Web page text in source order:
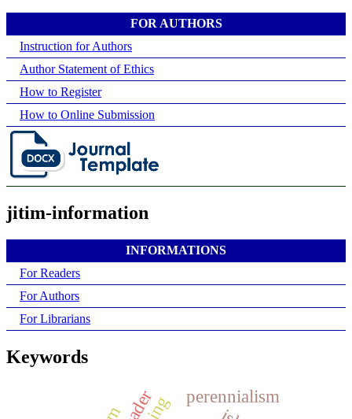
FOR AUTHORS
Instruction for Authors
Author Statement of Ethics
How to Register
How to Online Submission
jitim-information
INFORMATIONS
For Readers
For Authors
For Librarians
Keywords
perennialism